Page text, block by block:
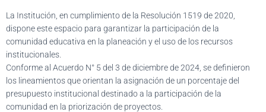
La Institución, en cumplimiento de la Resolución 1519 de 2020,
dispone este espacio para garantizar la participación de la
comunidad educativa en la planeación y el uso de los recursos
institucionales.
Conforme al Acuerdo N° 5 del 3 de diciembre de 2024, se definieron
los lineamientos que orientan la asignación de un porcentaje del
presupuesto institucional destinado a la participación de la
comunidad en la priorización de proyectos.